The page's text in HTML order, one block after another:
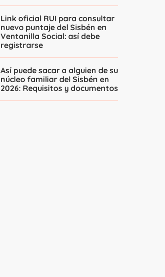
Link oficial RUI para consultar
nuevo puntaje del Sisbén en
Ventanilla Social: así debe
registrarse
Así puede sacar a alguien de su
núcleo familiar del Sisbén en
2026: Requisitos y documentos